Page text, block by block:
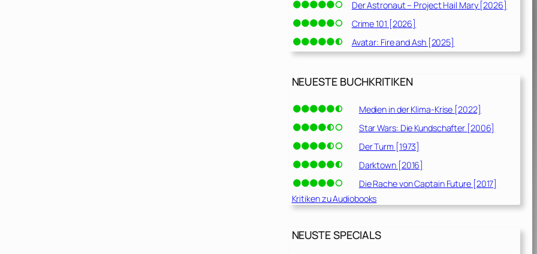
Der Astronaut – Project Hail Mary [2026]
Crime 101 [2026]
Avatar: Fire and Ash [2025]
NEUESTE BUCHKRITIKEN
Medien in der Klima-Krise [2022]
Star Wars: Die Kundschafter [2006]
Der Turm [1973]
Darktown [2016]
Die Rache von Captain Future [2017]
Kritiken zu Audiobooks
NEUSTE SPECIALS